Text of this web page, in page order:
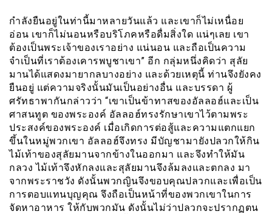
กำลังยืนอยู่ในท่านี้มาหลายวันแล้ว และเขาก็ไม่เหนื่อย
อ่อน เขาก็ไม่นอนหรือบริโภคหรือดื่มสิ่งใด แน่ๆเลย เขา
ต้องเป็นพระเจ้าของเราอย่าง แน่นอน และถือเป็นความ
จำเป็นที่เราต้องเคารพบูชาเขา” อีก กลุ่มหนึ่งคิดว่า สุลัย
มานได้แสดงมายากลบางอย่าง และด้วยเหตุนี้ ท่านจึงยังคง
ยืนอยู่ แต่ความจริงนั้นมันเป็นอย่างอื่น และบรรดา ผู้
ศรัทธาพากันกล่าวว่า “เขาเป็นข้าทาสของอัลลอฮ์และเป็น
ศาสนทูต ของพระองค์ อัลลอฮ์ทรงรักษาเขาไว้ตามพระ
ประสงค์ของพระองค์ เมื่อเกิดการต่อสู้และความแตกแยก
ขึ้นในหมู่พวกเขา อัลลอฮ์จึงทรง มีบัญชามายังปลวกให้กิน
ไม้เท้าของสุลัยมานจากข้างในออกมา และจึงทำให้มัน
กลวง ไม้เท้าจึงหักลงและสุลัยมานจึงล้มลงและตกลง มา
จากพระราชวัง ดังนั้นพวกญินจึงขอบคุณปลวกและเพื่อเป็น
การตอบแทนบุญคุณ จึงถือเป็นหน้าที่ของพวกเขาในการ
จัดหาอาหาร ให้กับพวกมัน ดังนั้นไม่ว่าปลวกจะปรากฏตน